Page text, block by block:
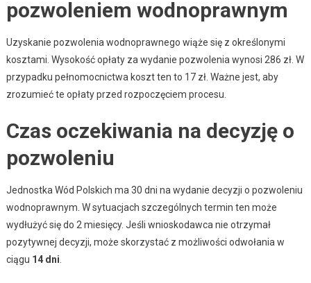
pozwoleniem wodnoprawnym
Uzyskanie pozwolenia wodnoprawnego wiąże się z określonymi
kosztami. Wysokość opłaty za wydanie pozwolenia wynosi 286 zł. W
przypadku pełnomocnictwa koszt ten to 17 zł. Ważne jest, aby
zrozumieć te opłaty przed rozpoczęciem procesu.
Czas oczekiwania na decyzję o
pozwoleniu
Jednostka Wód Polskich ma 30 dni na wydanie decyzji o pozwoleniu
wodnoprawnym. W sytuacjach szczególnych termin ten może
wydłużyć się do 2 miesięcy. Jeśli wnioskodawca nie otrzymał
pozytywnej decyzji, może skorzystać z możliwości odwołania w
ciągu 14 dni